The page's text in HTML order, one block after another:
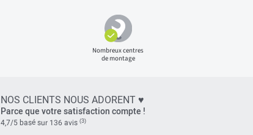
Nombreux centres
de montage
NOS CLIENTS NOUS ADORENT ♥
Parce que votre satisfaction compte !
4,7/5 basé sur 136 avis (3)